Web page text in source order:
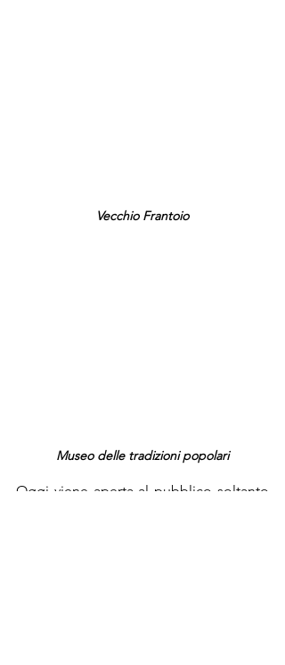
Vecchio Frantoio
Museo delle tradizioni popolari
Oggi viene aperta al pubblico soltanto